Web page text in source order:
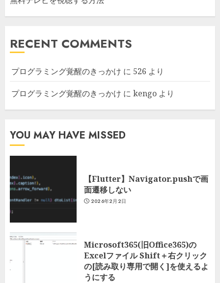
RECENT COMMENTS
プログラミング覚醒のきっかけ に 526 より
プログラミング覚醒のきっかけ に kengo より
YOU MAY HAVE MISSED
【Flutter】Navigator.pushで画
面遷移しない
2026年2月2日
Microsoft365(旧Office365)の
Excelファイル Shift＋右クリック
の[読み取り専用で開く]を使えるよ
うにする